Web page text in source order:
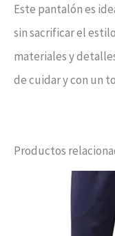
Este pantalón es
sin sacrificar el
materiales y
de cuidar y con un
Productos